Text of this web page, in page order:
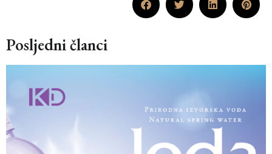
Posljedni članci